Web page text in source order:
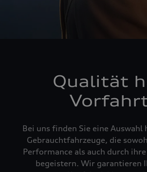
Qualität
Bei uns finden Sie eine
Gebrauchtfahrzeuge, die
Performance als auch durch
begeistern. Wir garantieren